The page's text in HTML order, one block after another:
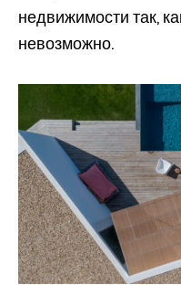
недвижимости так,
невозможно.